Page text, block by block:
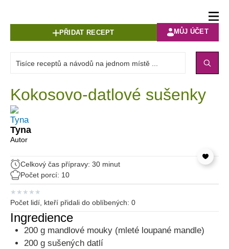
PŘIDAT RECEPT MŮJ ÚČET
Kokosovo-datlové sušenky
Tyna
Autor
Celkový čas přípravy: 30 minut
Počet porcí: 10
★ ★ ★ ★ ★
Počet lidí, kteří přidali do oblíbených: 0
Ingredience
200 g mandlové mouky (mleté loupané mandle)
200 g sušených datlí